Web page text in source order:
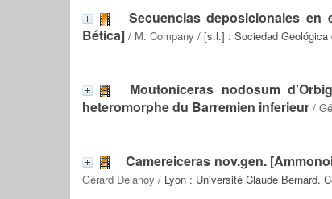
Secuencias deposicionales
Bética] / M. Company / [s.l.] : Sociedad Geológica
Moutoniceras nodosum
heteromorphe du Barremien inferieur /
Camereiceras nov.gen.
Gérard Delanoy / Lyon : Université Claude Bernard.